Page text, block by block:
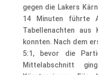
gegen die Lakers
14 Minuten führte
Tabellenachten aus
konnten. Nach dem
5:1, bevor die
Mittelabschnitt